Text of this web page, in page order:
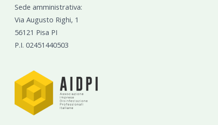
Sede amministrativa:
Via Augusto Righi, 1
56121 Pisa PI
P.I. 02451440503